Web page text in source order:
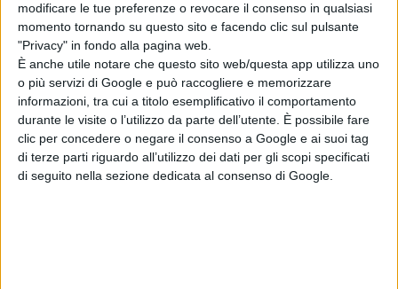
modificare le tue preferenze o revocare il consenso in qualsiasi
momento tornando su questo sito e facendo clic sul pulsante
"Privacy" in fondo alla pagina web.
È anche utile notare che questo sito web/questa app utilizza uno
o più servizi di Google e può raccogliere e memorizzare
informazioni, tra cui a titolo esemplificativo il comportamento
durante le visite o l’utilizzo da parte dell’utente. È possibile fare
clic per concedere o negare il consenso a Google e ai suoi tag
di terze parti riguardo all’utilizzo dei dati per gli scopi specificati
di seguito nella sezione dedicata al consenso di Google.